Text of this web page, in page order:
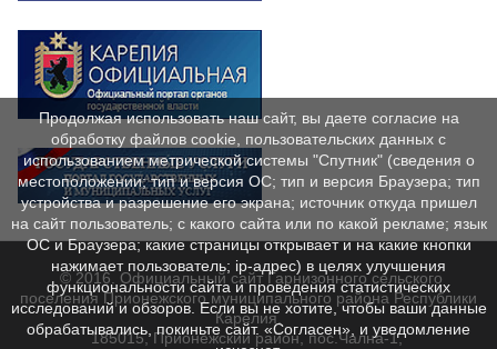
© 2016. Официальный сайт Гарнизонного сельского
поселения Прионежского муниципального района Республики
Карелия.
185015, Прионежский район, пос.Чална-1,
Продолжая использовать наш сайт, вы даете согласие на
обработку файлов cookie, пользовательских данных с
использованием метрической системы "Спутник" (сведения о
местоположении; тип и версия ОС; тип и версия Браузера; тип
устройства и разрешение его экрана; источник откуда пришел
на сайт пользователь; с какого сайта или по какой рекламе; язык
ОС и Браузера; какие страницы открывает и на какие кнопки
нажимает пользователь; ip-адрес) в целях улучшения
функциональности сайта и проведения статистических
исследований и обзоров. Если вы не хотите, чтобы ваши данные
обрабатывались, покиньте сайт. «Согласен», и уведомление